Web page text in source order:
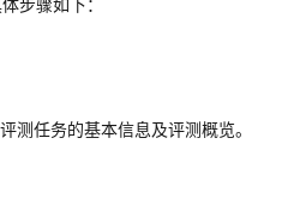
步骤如下：
测任务的基本信息及评测概览。